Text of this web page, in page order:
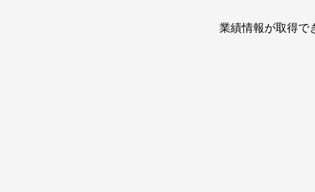
業績情報が取得で